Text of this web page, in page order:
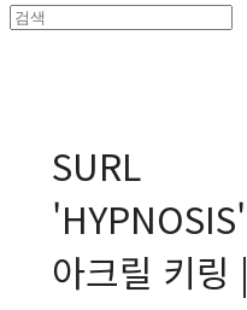
SURL
'HYPNOSIS'
아크릴 키링 |